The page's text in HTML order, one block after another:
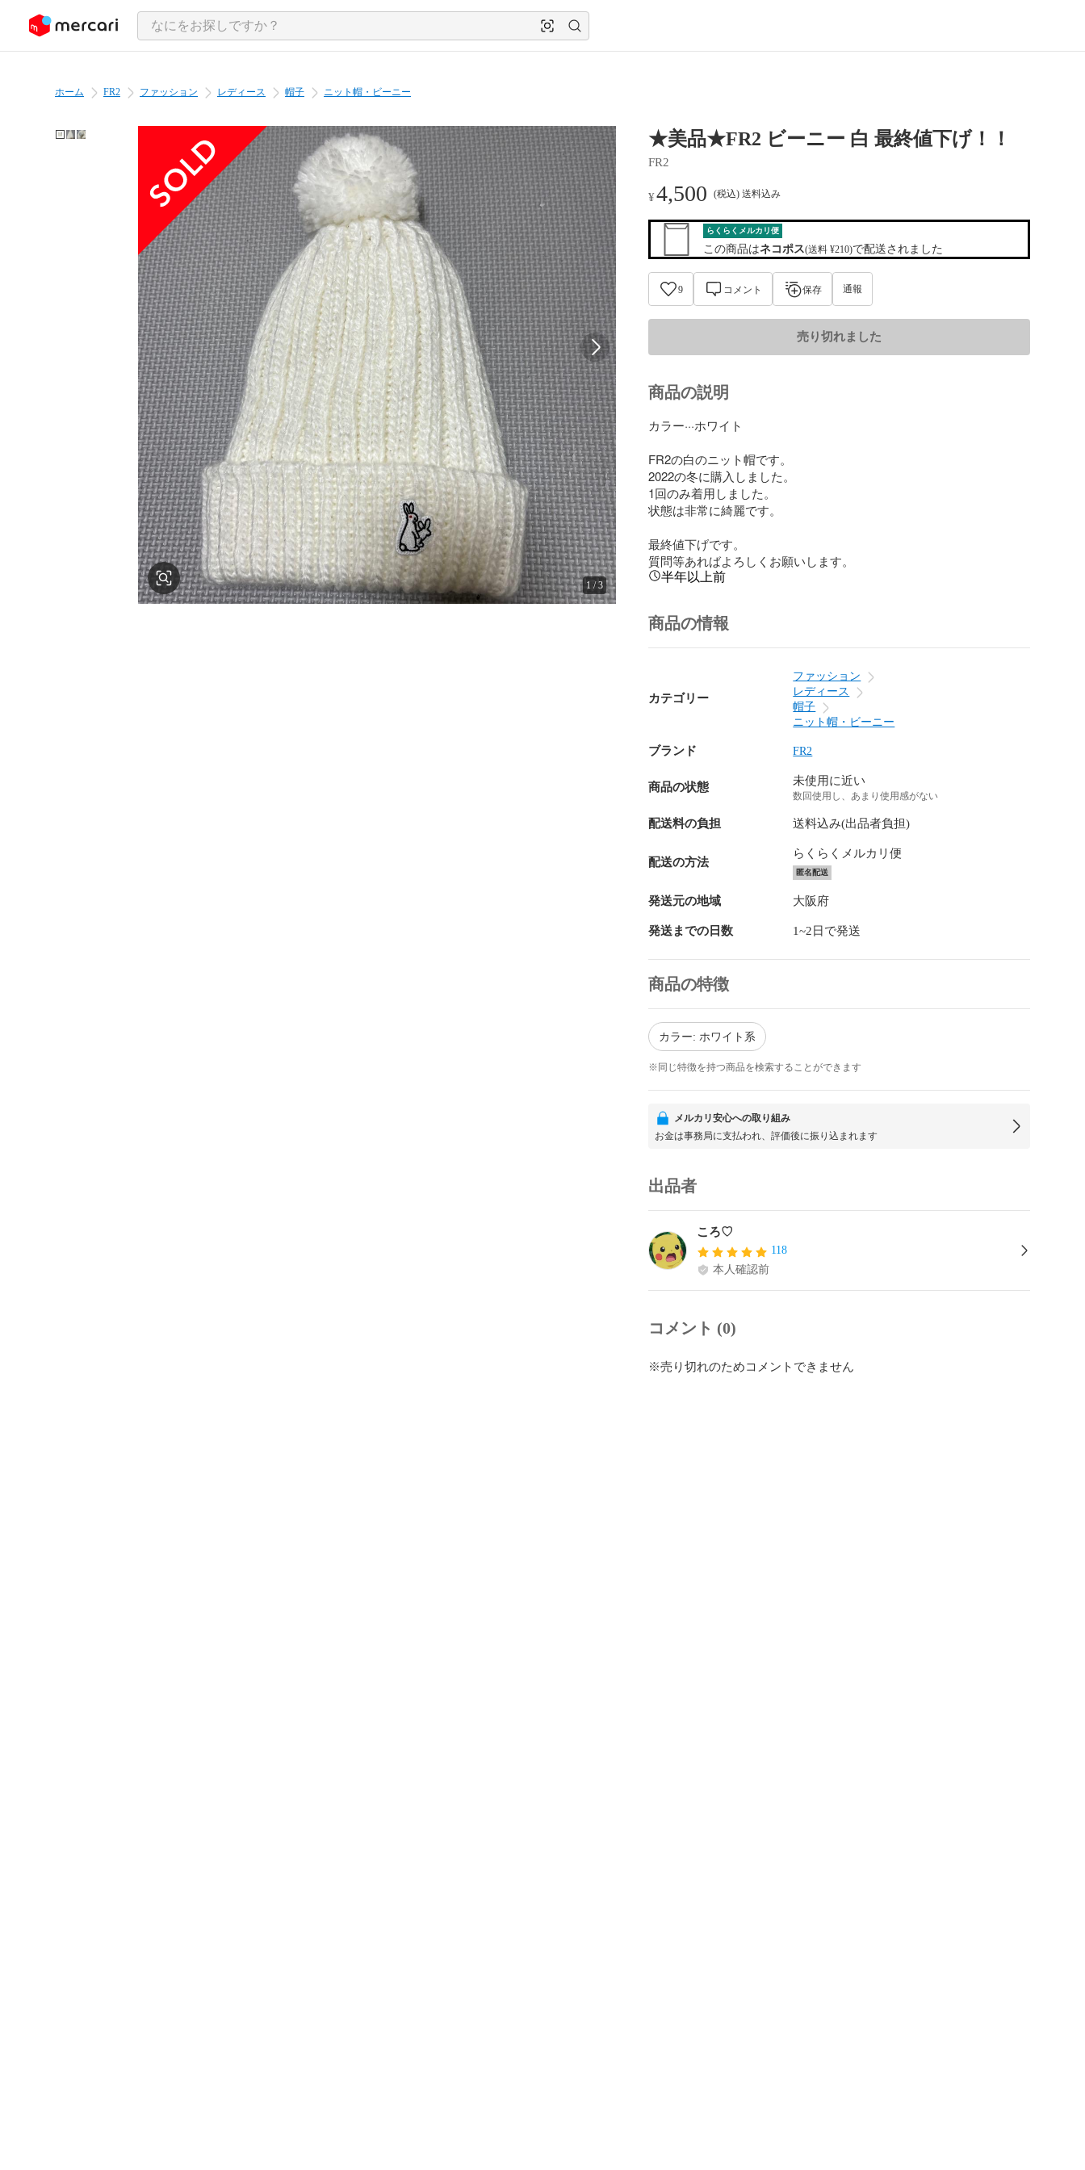
ツにスキップ
ホーム FR2 ファッション レディース 帽子 ニット帽・ビーニー
1 /3
★美品★FR2 ビーニー 白 最終値下げ！！
FR2
¥4,500 (税込) 送料込み
らくらくメルカリ便
この商品はネコポス(送料 ¥210)で配送されました
9 コメント 保存 通報
売り切れました
商品の説明
カラー···ホワイト
FR2の白のニット帽です。
2022の冬に購入しました。
1回のみ着用しました。
状態は非常に綺麗です。
最終値下げです。
質問等あればよろしくお願いします。
半年以上前
商品の情報
カテゴリー
ファッション
レディース
帽子
ニット帽・ビーニー
ブランド FR2
商品の状態 未使用に近い
数回使用し、あまり使用感がない
配送料の負担 送料込み(出品者負担)
配送の方法
らくらくメルカリ便
匿名配送
発送元の地域 大阪府
発送までの日数 1~2日で発送
商品の特徴
カラー: ホワイト系
※同じ特徴を持つ商品を検索することができます
メルカリ安心への取り組み
お金は事務局に支払われ、評価後に振り込まれます
出品者
ころ♡
118
本人確認前
コメント (0)
※売り切れのためコメントできません